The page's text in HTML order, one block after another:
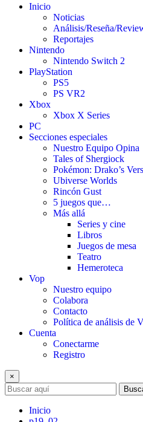
Inicio
Noticias
Análisis/Reseña/
Reportajes
Nintendo
Nintendo Switch 2
PlayStation
PS5
PS VR2
Xbox
Xbox X Series
PC
Secciones especiales
Nuestro Equipo Opina
Tales of Shergiock
Pokémon: Drako’s
Ubiverse Worlds
Rincón Gust
5 juegos que…
Más allá
Series y cine
Libros
Juegos de mesa
Teatro
Hemeroteca
Vop
Nuestro equipo
Colabora
Contacto
Política de análisis de
Cuenta
Conectarme
Registro
×
Inicio